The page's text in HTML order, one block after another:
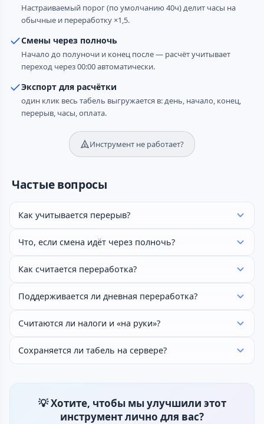
Настраиваемый порог (по умолчанию 40ч) делит часы на
обычные и переработку ×1,5.
Смены через полночь
Начало до полуночи и конец после — расчёт учитывает
переход через 00:00 автоматически.
Экспорт для расчётки
один клик весь табель выгружается в: день, начало, конец,
перерыв, часы, оплата.
Инструмент не работает?
Частые вопросы
Как учитывается перерыв?
Что, если смена идёт через полночь?
Как считается переработка?
Поддерживается ли дневная переработка?
Считаются ли налоги и «на руки»?
Сохраняется ли табель на сервере?
💡 Хотите, чтобы мы улучшили этот
инструмент лично для вас?